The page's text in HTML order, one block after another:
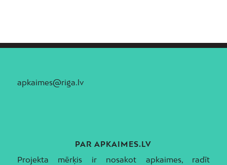
apkaimes@riga.lv
PAR APKAIMES.LV
Projekta mērķis ir nosakot apkaimes, radīt